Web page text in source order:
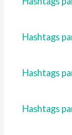
Hashtags
Hashtags
Hashtags